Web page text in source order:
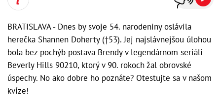
BRATISLAVA - Dnes by svoje 54. narodeniny oslávila
herečka Shannen Doherty (†53). Jej najslávnejšou úlohou
bola bez pochýb postava Brendy v legendárnom seriáli
Beverly Hills 90210, ktorý v 90. rokoch žal obrovské
úspechy. No ako dobre ho poznáte? Otestujte sa v našom
kvíze!